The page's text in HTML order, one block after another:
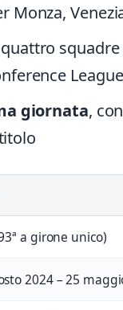
Monza,
League
giornata,
a girone unico)
2024 – 25